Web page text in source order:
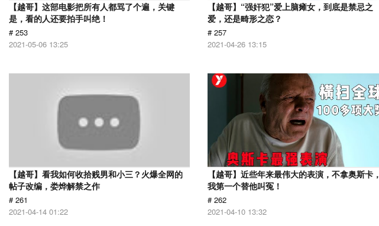
【越哥】这部电影把所有人都骂了个遍，关键
是，看的人还要拍手叫绝！
# 253
2021-05-06 13:25
【越哥】“强奸犯”爱上脑瘫女，到底是禁忌之
爱，还是畸形之恋？
# 257
2021-04-26 13:15
【越哥】看我如何收拾贱男和小三？火爆全网的
帖子改编，娄烨解禁之作
# 261
2021-04-14 01:22
【越哥】近些年来最伟大的表演，不拿奥斯卡，
我第一个替他叫冤！
# 262
2021-04-10 13:32